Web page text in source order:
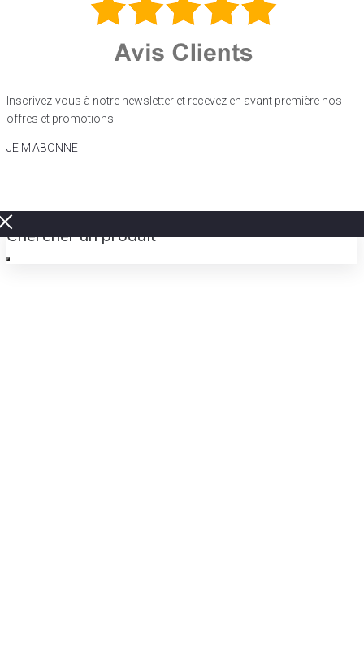
Inscrivez-vous à notre newsletter et recevez en avant première nos
offres et promotions
JE M'ABONNE